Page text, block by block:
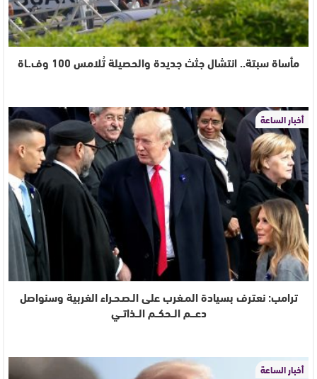
مأساة سبتة.. انتشال جثث جديدة والحصيلة تُلامس 100 وف.ـاة
أخبار الساعة
ترامب: نعترف بسيادة المـغرب على الـصـحـراء الغربية وسنواصل
دعـــم الــحكــم الــذاتــي
أخبار الساعة